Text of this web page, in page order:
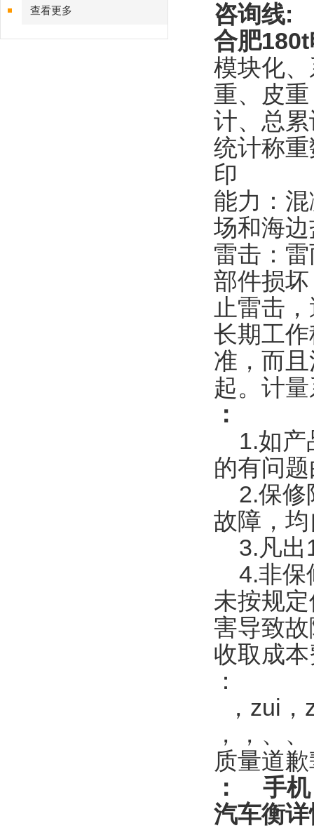
查看更多 咨询线:
合肥
模块化
重、皮
计、总
统计称
印
能力：
场和海
雷击：
部件损
止雷击
长期工
准，而
起。计
：
1.如产
的有问
2.保修
故障，
3.凡出
4.非保
未按规
害导致
收取成
：
，zui
，，、
质量道
：
手
汽车衡